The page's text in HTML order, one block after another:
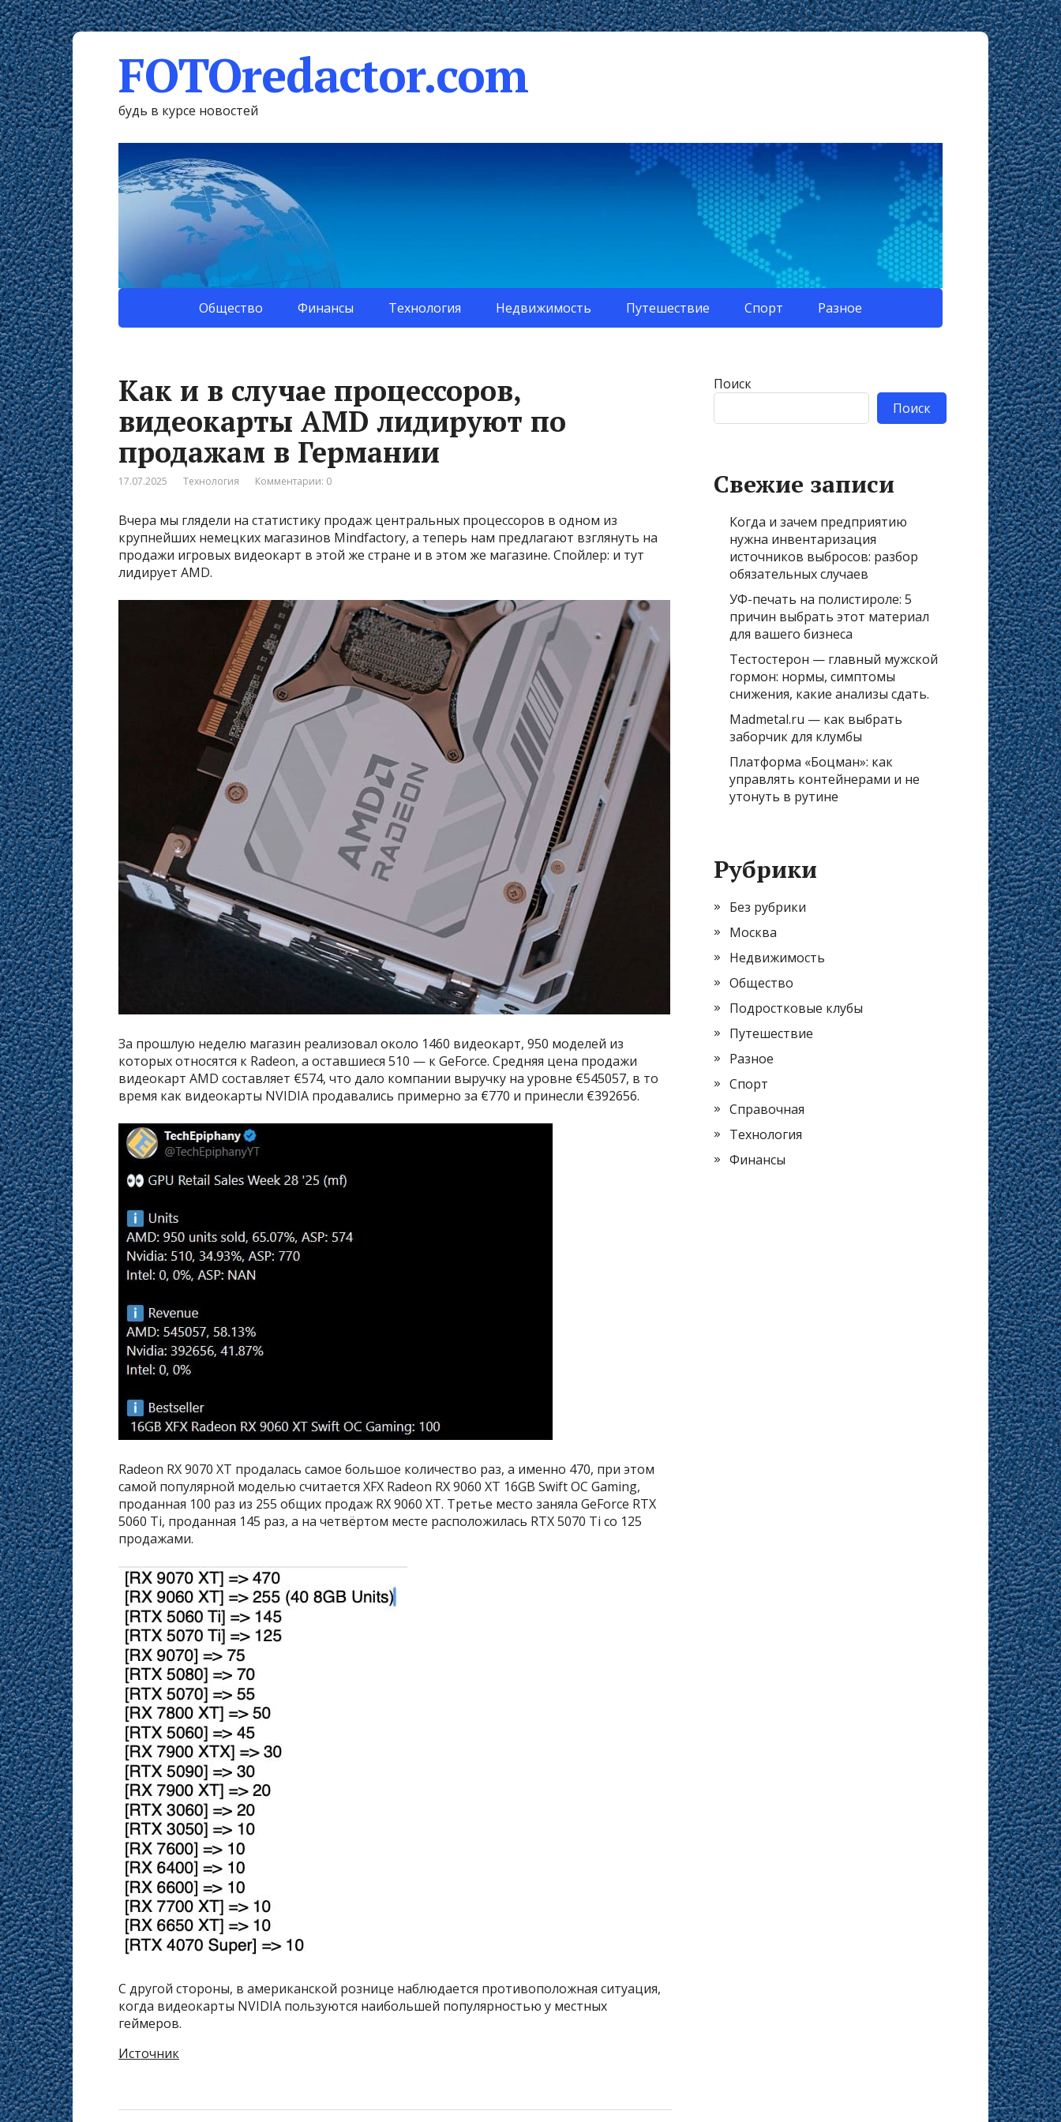
FOTOredactor.com
будь в курсе новостей
Общество Финансы Технология Недвижимость Путешествие Спорт Разное
Как и в случае процессоров,
видеокарты AMD лидируют по
продажам в Германии
17.07.2025 Технология Комментарии: 0
Вчера мы глядели на статистику продаж центральных процессоров в одном из
крупнейших немецких магазинов Mindfactory, а теперь нам предлагают взглянуть на
продажи игровых видеокарт в этой же стране и в этом же магазине. Спойлер: и тут
лидирует AMD.
За прошлую неделю магазин реализовал около 1460 видеокарт, 950 моделей из
которых относятся к Radeon, а оставшиеся 510 — к GeForce. Средняя цена продажи
видеокарт AMD составляет €574, что дало компании выручку на уровне €545057, в то
время как видеокарты NVIDIA продавались примерно за €770 и принесли €392656.
Radeon RX 9070 XT продалась самое большое количество раз, а именно 470, при этом
самой популярной моделью считается XFX Radeon RX 9060 XT 16GB Swift OC Gaming,
проданная 100 раз из 255 общих продаж RX 9060 XT. Третье место заняла GeForce RTX
5060 Ti, проданная 145 раз, а на четвёртом месте расположилась RTX 5070 Ti со 125
продажами.
С другой стороны, в американской рознице наблюдается противоположная ситуация,
когда видеокарты NVIDIA пользуются наибольшей популярностью у местных
геймеров.
Источник
Поиск
Поиск
Свежие записи
Когда и зачем предприятию
нужна инвентаризация
источников выбросов: разбор
обязательных случаев
УФ-печать на полистироле: 5
причин выбрать этот материал
для вашего бизнеса
Тестостерон — главный мужской
гормон: нормы, симптомы
снижения, какие анализы сдать.
Madmetal.ru — как выбрать
заборчик для клумбы
Платформа «Боцман»: как
управлять контейнерами и не
утонуть в рутине
Рубрики
Без рубрики
Москва
Недвижимость
Общество
Подростковые клубы
Путешествие
Разное
Спорт
Справочная
Технология
Финансы